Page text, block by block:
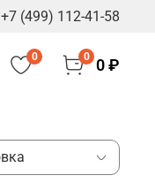
+7 (499) 112-41-58
0 0 0 ₽